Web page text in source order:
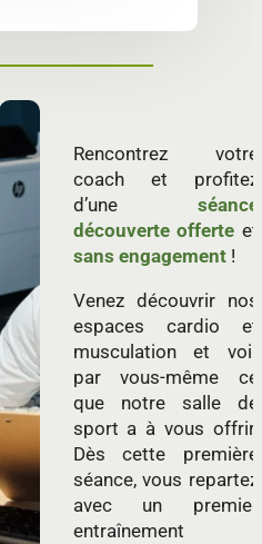
Rencontrez votre
coach et profitez
d’une séance
découverte offerte et
sans engagement!
Venez découvrir nos
espaces cardio et
musculation et voir
par vous-même ce
que notre salle de
sport a à vous offrir.
Dès cette première
séance, vous repartez
avec un premier
entraînement